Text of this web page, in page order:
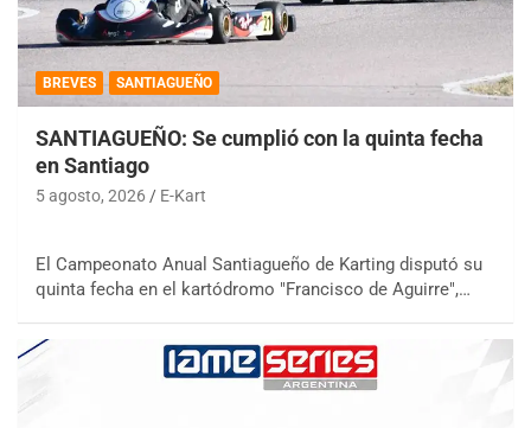
BREVES SANTIAGUEÑO
SANTIAGUEÑO: Se cumplió con la quinta fecha
en Santiago
5 agosto, 2026 E-Kart
El Campeonato Anual Santiagueño de Karting disputó su
quinta fecha en el kartódromo "Francisco de Aguirre",…